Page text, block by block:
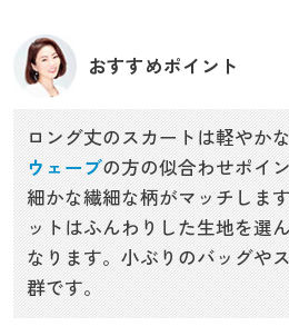
おすすめポイント
ロング丈のスカートは軽やか
ウェーブの方の似合わせポイ
細かな繊細な柄がマッチしま
ットはふんわりした生地を選
なります。小ぶりのバッグや
群です。